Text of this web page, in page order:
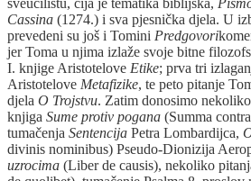
sveučilištu, čija je tematika biblijska,
Cassina (1274.) i sva pjesnička djela. U
prevedeni su još i Tomini Predgovori
jer Toma u njima izlaže svoje bitne
I. knjige Aristotelove Etike; prva tri
Aristotelove Metafizike, te peto pitanje
djela O Trojstvu. Zatim donosimo
knjiga Sume protiv pogana (Summa
tumačenja Sentencija Petra Lombardijca,
divinis nominibus) Pseudo-Dionizija
uzrocima (Liber de causis), nekoliko